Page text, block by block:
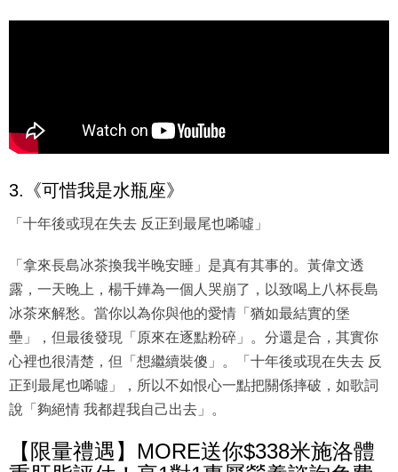
3.《可惜我是水瓶座》
「十年後或現在失去 反正到最尾也唏噓」
「拿來長島冰茶換我半晚安睡」是真有其事的。黃偉文透
露，一天晚上，楊千嬅為一個人哭崩了，以致喝上八杯長島
冰茶來解愁。當你以為你與他的愛情「猶如最結實的堡
壘」，但最後發現「原來在逐點粉碎」。分還是合，其實你
心裡也很清楚，但「想繼續裝傻」。「十年後或現在失去 反
正到最尾也唏噓」，所以不如恨心一點把關係摔破，如歌詞
說「夠絕情 我都趕我自己出去」。
【限量禮遇】MORE送你$338米施洛體